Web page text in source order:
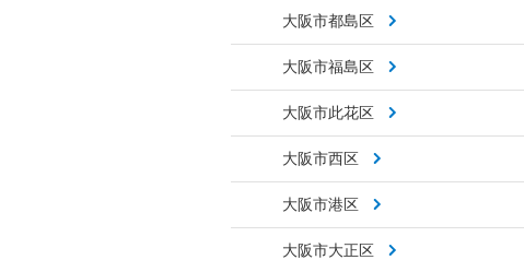
大阪市都島区
大阪市福島区
大阪市此花区
大阪市西区
大阪市港区
大阪市大正区